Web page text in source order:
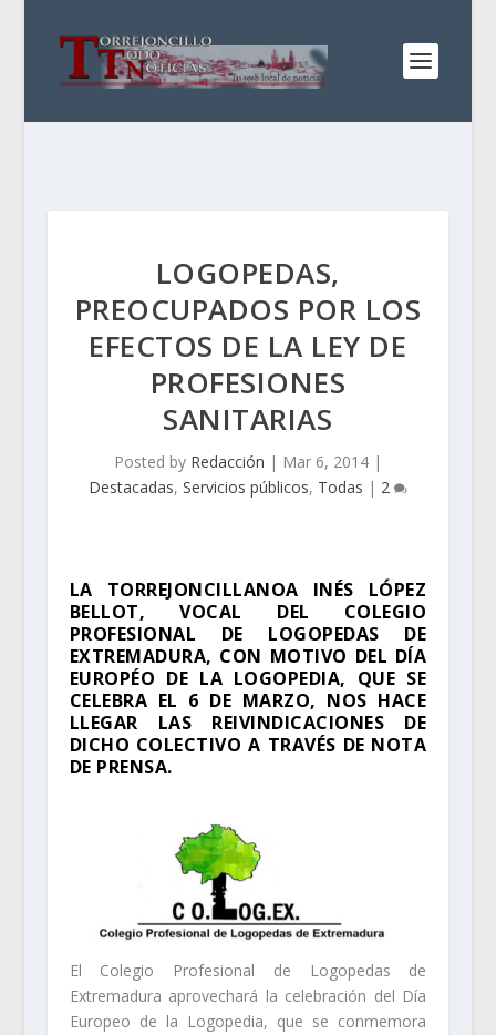
LOGOPEDAS,
PREOCUPADOS POR LOS
EFECTOS DE LA LEY DE
PROFESIONES
SANITARIAS
Posted by Redacción | Mar 6, 2014|
Destacadas, Servicios públicos, Todas | 2
LA TORREJONCILLANOA INÉS LÓPEZ
BELLOT, VOCAL DEL COLEGIO
PROFESIONAL DE LOGOPEDAS DE
EXTREMADURA, CON MOTIVO DEL DÍA
EUROPÉO DE LA LOGOPEDIA, QUE SE
CELEBRA EL 6 DE MARZO, NOS HACE
LLEGAR LAS REIVINDICACIONES DE
DICHO COLECTIVO A TRAVÉS DE NOTA
DE PRENSA.
El Colegio Profesional de Logopedas de
Extremadura aprovechará la celebración del Día
Europeo de la Logopedia, que se conmemora